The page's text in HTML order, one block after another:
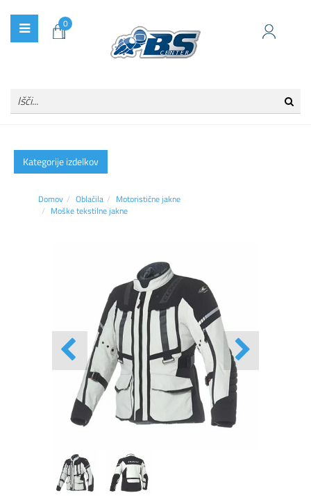
0
Kategorije izdelkov
Domov Oblačila
Motoristične jakne
Moške tekstilne jakne